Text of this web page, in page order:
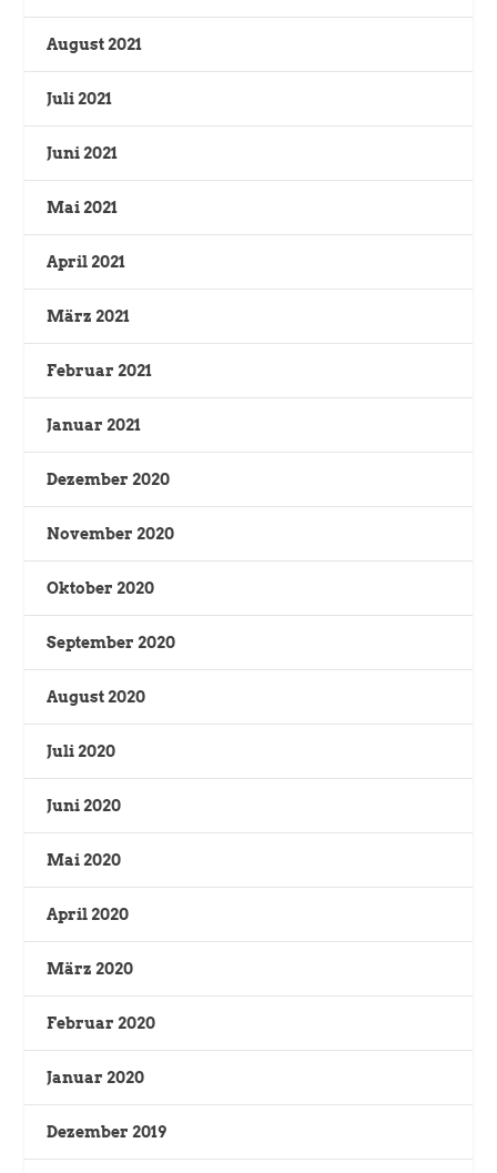
August 2021
Juli 2021
Juni 2021
Mai 2021
April 2021
März 2021
Februar 2021
Januar 2021
Dezember 2020
November 2020
Oktober 2020
September 2020
August 2020
Juli 2020
Juni 2020
Mai 2020
April 2020
März 2020
Februar 2020
Januar 2020
Dezember 2019